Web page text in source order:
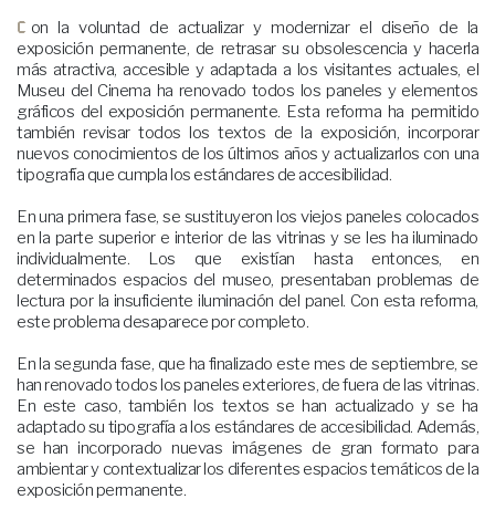
Con la voluntad de actualizar y modernizar el diseño de la
exposición permanente, de retrasar su obsolescencia y hacerla
más atractiva, accesible y adaptada a los visitantes actuales, el
Museu del Cinema ha renovado todos los paneles y elementos
gráficos del exposición permanente. Esta reforma ha permitido
también revisar todos los textos de la exposición, incorporar
nuevos conocimientos de los últimos años y actualizarlos con una
tipografía que cumpla los estándares de accesibilidad.
En una primera fase, se sustituyeron los viejos paneles colocados
en la parte superior e interior de las vitrinas y se les ha iluminado
individualmente. Los que existían hasta entonces, en
determinados espacios del museo, presentaban problemas de
lectura por la insuficiente iluminación del panel. Con esta reforma,
este problema desaparece por completo.
En la segunda fase, que ha finalizado este mes de septiembre, se
han renovado todos los paneles exteriores, de fuera de las vitrinas.
En este caso, también los textos se han actualizado y se ha
adaptado su tipografía a los estándares de accesibilidad. Además,
se han incorporado nuevas imágenes de gran formato para
ambientar y contextualizar los diferentes espacios temáticos de la
exposición permanente.